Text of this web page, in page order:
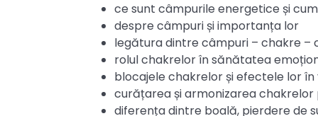
ce sunt câmpurile energetice și
despre câmpuri și importanța lor
legătura dintre câmpuri – chakre –
rolul chakrelor în sănătatea
blocajele chakrelor și efectele lor în
curățarea și armonizarea chakrelor
diferența dintre boală, pierdere de